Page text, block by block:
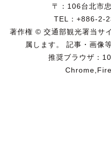
〒：106台北市
TEL：+886-2-
著作権 © 交通部観光署当サ
属します。 記事・画像
推奨ブラウザ：